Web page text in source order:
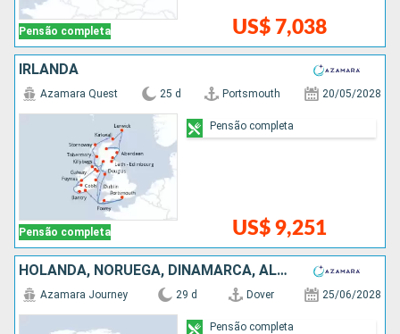
Pensão completa US$ 7,038
IRLANDA
Pensão completa
Azamara Quest 25 d Portsmouth 20/05/2028
US$ 9,251
Pensão completa
HOLANDA, NORUEGA, DINAMARCA, ALEMANHA, POLÓNIA, LETÔNIA, ESTÃNIA, SUÃCIA
Azamara Journey 29 d Dover 25/06/2028
Pensão completa